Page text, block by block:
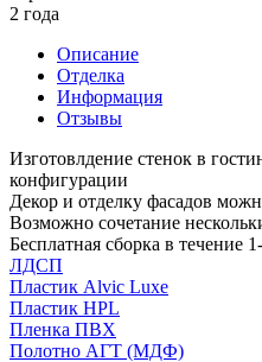
2 года
Описание
Отделка
Информация
Отзывы
Изготовлдение стенок в
конфигурации
Декор и отделку фасадов
Возможно сочетание
Бесплатная сборка в течение
ЛДСП
Пластик Alvic Luxe
Пластик HPL
Пленка ПВХ
Полотно АГТ (МДФ)